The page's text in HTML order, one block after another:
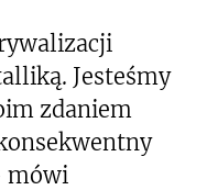
Jesteśmy
zdaniem
mówi